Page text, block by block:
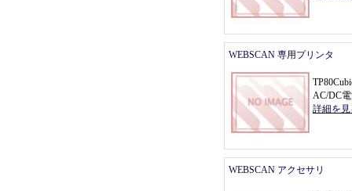
WEBSCAN 専用プリンタ
AC/DC
詳細を
WEBSCAN アクセサリ